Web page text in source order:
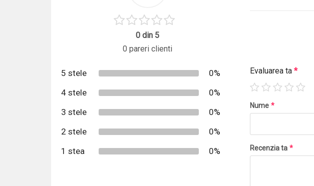
0 din 5
0 pareri clienti
5 stele
0%
4 stele
0%
3 stele
0%
2 stele
0%
1 stea
0%
Evaluarea ta *
Nume *
Recenzia ta *